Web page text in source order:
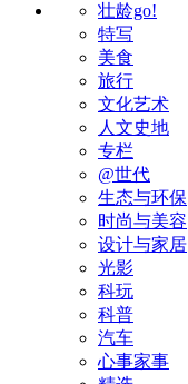
壮龄go!
特写
美食
旅行
文化艺术
人文史地
专栏
@世代
生态与环保
时尚与美容
设计与家居
光影
科玩
科普
汽车
心事家事